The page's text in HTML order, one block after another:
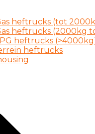
heftrucks (tot
heftrucks (2000kg
heftrucks
heftrucks